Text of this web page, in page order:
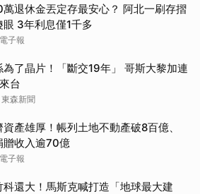
退休金丟定存最安心？ 阿北一刷存摺
眼 3年利息僅1千多
子報
為了晶片！「斷交19年」 哥斯大黎加連
台
東森新聞
資產雄厚！帳列土地不動產破8百億、
贈收入逾70億
子報
科還大！馬斯克喊打造「地球最大建